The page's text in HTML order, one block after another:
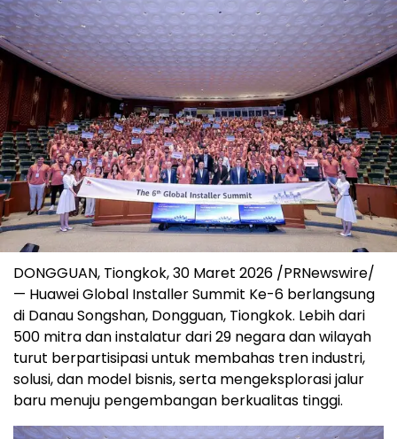
DONGGUAN, Tiongkok, 30 Maret 2026 /PRNewswire/
— Huawei Global Installer Summit Ke-6 berlangsung
di Danau Songshan, Dongguan, Tiongkok. Lebih dari
500 mitra dan instalatur dari 29 negara dan wilayah
turut berpartisipasi untuk membahas tren industri,
solusi, dan model bisnis, serta mengeksplorasi jalur
baru menuju pengembangan berkualitas tinggi.